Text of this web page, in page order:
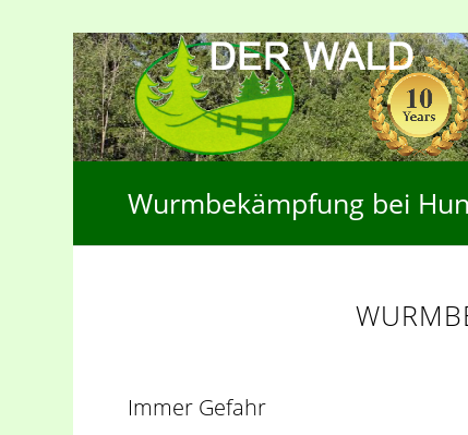
Wurmbekämpfung bei
Immer Gefahr